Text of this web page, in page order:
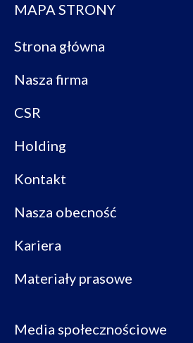
MAPA STRONY
Strona główna
Nasza firma
CSR
Holding
Kontakt
Nasza obecność
Kariera
Materiały prasowe
Media społecznościowe